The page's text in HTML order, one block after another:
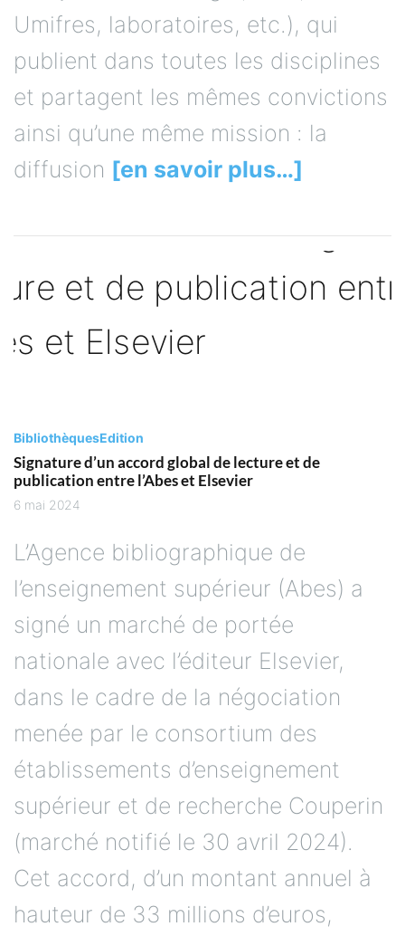
Umifres, laboratoires, etc.), qui
publient dans toutes les disciplines
et partagent les mêmes convictions
ainsi qu’une même mission : la
diffusion [en savoir plus…]
BibliothèquesEdition
Signature d’un accord global de lecture et de
publication entre l’Abes et Elsevier
6 mai 2024
L’Agence bibliographique de
l’enseignement supérieur (Abes) a
signé un marché de portée
nationale avec l’éditeur Elsevier,
dans le cadre de la négociation
menée par le consortium des
établissements d’enseignement
supérieur et de recherche Couperin
(marché notifié le 30 avril 2024).
Cet accord, d’un montant annuel à
hauteur de 33 millions d’euros,